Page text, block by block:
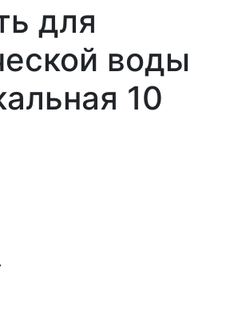
для
воды
10